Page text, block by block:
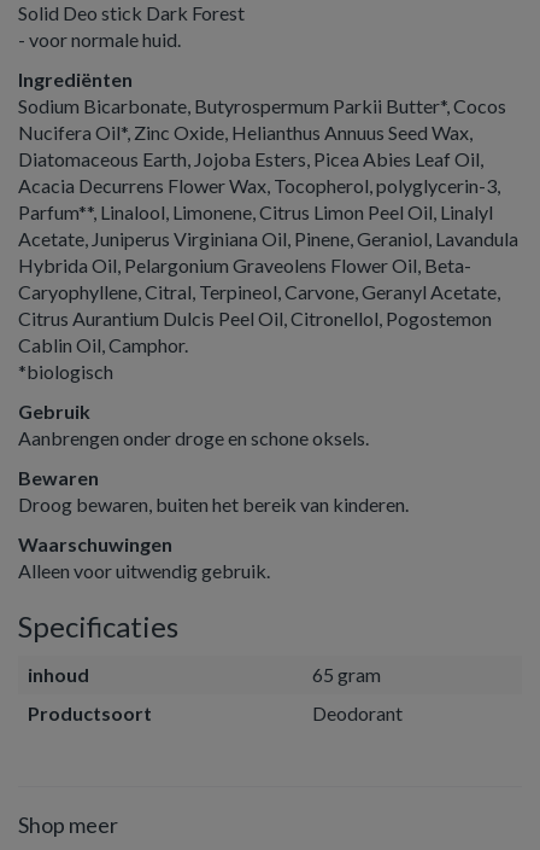
Solid Deo stick Dark Forest
- voor normale huid.
Ingrediënten
Sodium Bicarbonate, Butyrospermum Parkii Butter*, Cocos
Nucifera Oil*, Zinc Oxide, Helianthus Annuus Seed Wax,
Diatomaceous Earth, Jojoba Esters, Picea Abies Leaf Oil,
Acacia Decurrens Flower Wax, Tocopherol, polyglycerin-3,
Parfum**, Linalool, Limonene, Citrus Limon Peel Oil, Linalyl
Acetate, Juniperus Virginiana Oil, Pinene, Geraniol, Lavandula
Hybrida Oil, Pelargonium Graveolens Flower Oil, Beta-
Caryophyllene, Citral, Terpineol, Carvone, Geranyl Acetate,
Citrus Aurantium Dulcis Peel Oil, Citronellol, Pogostemon
Cablin Oil, Camphor.
*biologisch
Gebruik
Aanbrengen onder droge en schone oksels.
Bewaren
Droog bewaren, buiten het bereik van kinderen.
Waarschuwingen
Alleen voor uitwendig gebruik.
Specificaties
inhoud
65 gram
Productsoort
Deodorant
Shop meer